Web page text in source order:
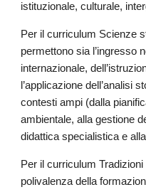
istituzionale, culturale,
Per il curriculum Scienze
permettono sia l’ingresso
internazionale,
l’applicazione dell’analisi
contesti ampi (dalla
ambientale, alla gestione
didattica specialistica e
Per il curriculum
polivalenza della